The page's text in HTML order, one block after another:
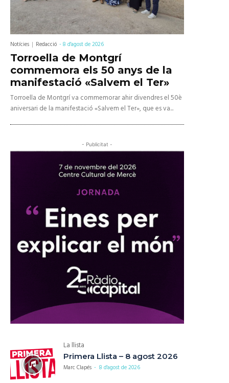
Notícies Redacció -8 d'agost de 2026
Torroella de Montgrí
commemora els 50 anys de la
manifestació «Salvem el Ter»
Torroella de Montgrí va commemorar ahir divendres el 50è
aniversari de la manifestació «Salvem el Ter», que es va...
- Publicitat -
La llista
Primera Llista – 8 agost 2026
Marc Clapés - 8 d'agost de 2026